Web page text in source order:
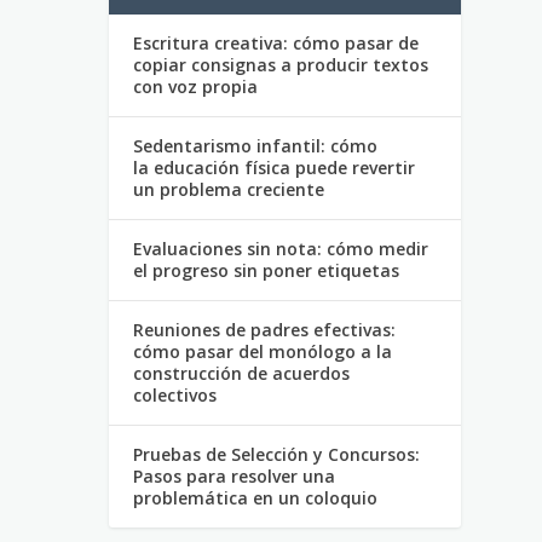
Escritura creativa: cómo pasar de
copiar consignas a producir textos
con voz propia
Sedentarismo infantil: cómo
la educación física puede revertir
un problema creciente
Evaluaciones sin nota: cómo medir
el progreso sin poner etiquetas
Reuniones de padres efectivas:
cómo pasar del monólogo a la
construcción de acuerdos
colectivos
Pruebas de Selección y Concursos:
Pasos para resolver una
problemática en un coloquio